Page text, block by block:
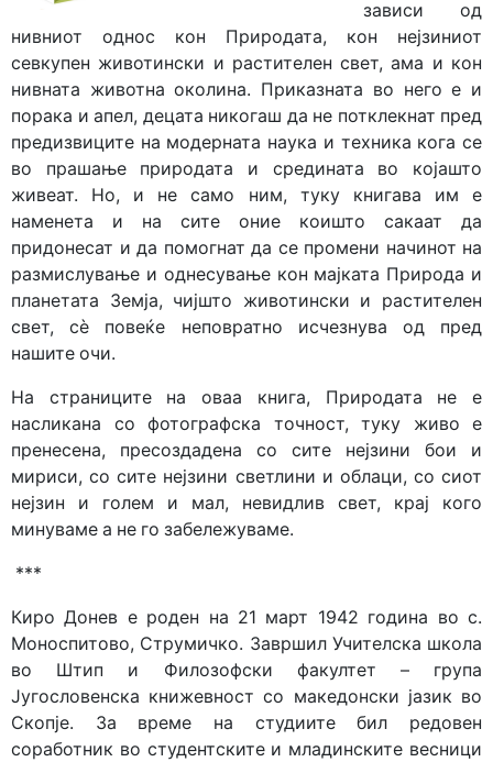
зависи од
нивниот однос кон Природата, кон нејзиниот
севкупен животински и растителен свет, ама и кон
нивната животна околина. Приказната во него е и
порака и апел, децата никогаш да не потклекнат пред
предизвиците на модерната наука и техника кога се
во прашање природата и средината во којашто
живеат. Но, и не само ним, туку книгава им е
наменета и на сите оние коишто сакаат да
придонесат и да помогнат да се промени начинот на
размислување и однесување кон мајката Природа и
планетата Земја, чијшто животински и растителен
свет, сè повеќе неповратно исчезнува од пред
нашите очи.
На страниците на оваа книга, Природата не е
насликана со фотографска точност, туку живо е
пренесена, пресоздадена со сите нејзини бои и
мириси, со сите нејзини светлини и облаци, со сиот
нејзин и голем и мал, невидлив свет, крај кого
минуваме а не го забележуваме.
***
Киро Донев е роден на 21 март 1942 година во с.
Моноспи­тово, Струмичко. Завршил Учителска школа
во Штип и Фило­зофски факултет – група
Југословенска книжевност со маке­донски јазик во
Скопје. За време на студиите бил редовен
соработник во студентските и младинските весници